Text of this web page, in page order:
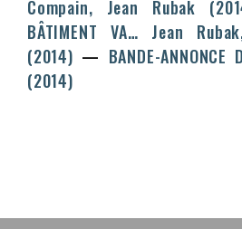
Compain, Jean Rubak
BÂTIMENT VA… Jean
(2014)
BANDE-
(2014)